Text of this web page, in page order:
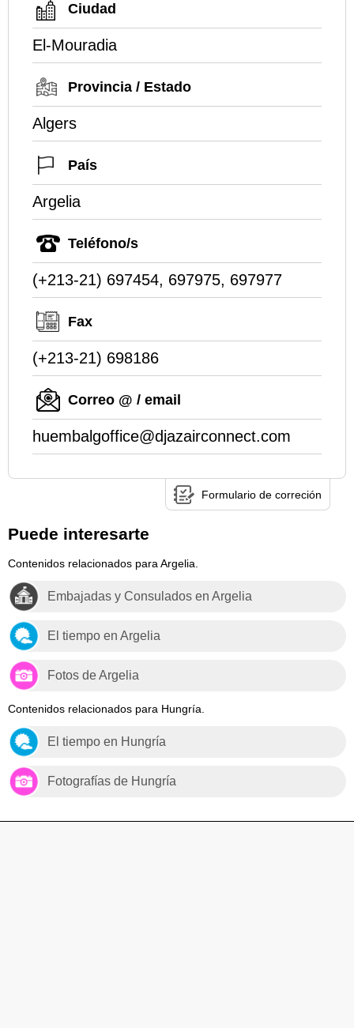
Ciudad
El-Mouradia
Provincia / Estado
Algers
País
Argelia
Teléfono/s
(+213-21) 697454, 697975, 697977
Fax
(+213-21) 698186
Correo @ / email
huembalgoffice@djazairconnect.com
Formulario de correción
Puede interesarte
Contenidos relacionados para Argelia.
Embajadas y Consulados en Argelia
El tiempo en Argelia
Fotos de Argelia
Contenidos relacionados para Hungría.
El tiempo en Hungría
Fotografías de Hungría